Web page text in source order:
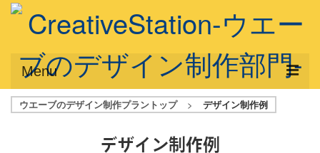
Menu
サービス概要
デザインプラン
ウエーブのデザイン制作プラントップ > デザイン制作例
デザイン制作例